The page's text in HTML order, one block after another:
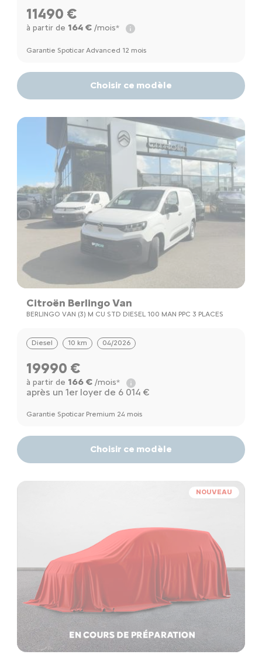
11490 €
à partir de 164 €/mois*
Garantie Spoticar Advanced 12 mois
Choisir ce modèle
Citroën Berlingo Van
BERLINGO VAN (3) M CU STD DIESEL 100 MAN PPC 3 PLACES
Diesel 10 km 04/2026
19990 €
à partir de 166 €/mois*
après un 1er loyer de 6 014 €
Garantie Spoticar Premium 24 mois
Choisir ce modèle
NOUVEAU